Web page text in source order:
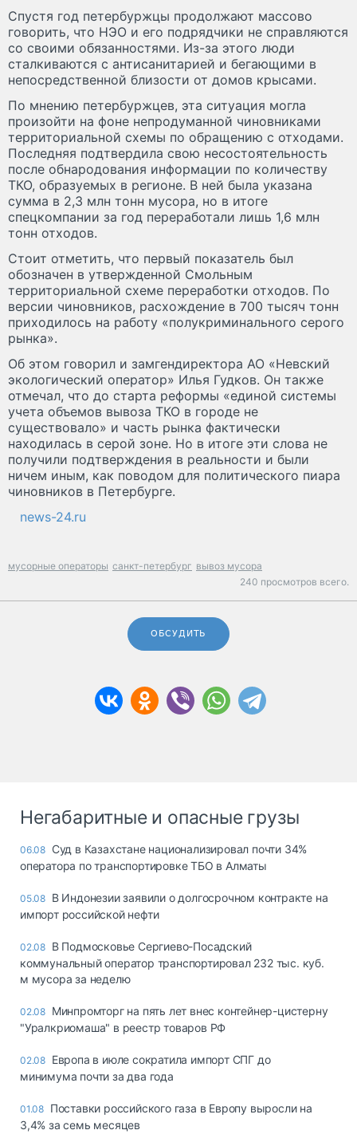
Спустя год петербуржцы продолжают массово
говорить, что НЭО и его подрядчики не справляются
со своими обязанностями. Из-за этого люди
сталкиваются с антисанитарией и бегающими в
непосредственной близости от домов крысами.
По мнению петербуржцев, эта ситуация могла
произойти на фоне непродуманной чиновниками
территориальной схемы по обращению с отходами.
Последняя подтвердила свою несостоятельность
после обнародования информации по количеству
ТКО, образуемых в регионе. В ней была указана
сумма в 2,3 млн тонн мусора, но в итоге
спецкомпании за год переработали лишь 1,6 млн
тонн отходов.
Стоит отметить, что первый показатель был
обозначен в утвержденной Смольным
территориальной схеме переработки отходов. По
версии чиновников, расхождение в 700 тысяч тонн
приходилось на работу «полукриминального серого
рынка».
Об этом говорил и замгендиректора АО «Невский
экологический оператор» Илья Гудков. Он также
отмечал, что до старта реформы «единой системы
учета объемов вывоза ТКО в городе не
существовало» и часть рынка фактически
находилась в серой зоне. Но в итоге эти слова не
получили подтверждения в реальности и были
ничем иным, как поводом для политического пиара
чиновников в Петербурге.
news-24.ru
мусорные операторы санкт-петербург вывоз мусора
240 просмотров всего.
ОБСУДИТЬ
Негабаритные и опасные грузы
06.08 Суд в Казахстане национализировал почти 34%
оператора по транспортировке ТБО в Алматы
05.08 В Индонезии заявили о долгосрочном контракте на
импорт российской нефти
02.08 В Подмосковье Сергиево-Посадский
коммунальный оператор транспортировал 232 тыс. куб.
м мусора за неделю
02.08 Минпромторг на пять лет внес контейнер-цистерну
"Уралкриомаша" в реестр товаров РФ
02.08 Европа в июле сократила импорт СПГ до
минимума почти за два года
01.08 Поставки российского газа в Европу выросли на
3,4% за семь месяцев